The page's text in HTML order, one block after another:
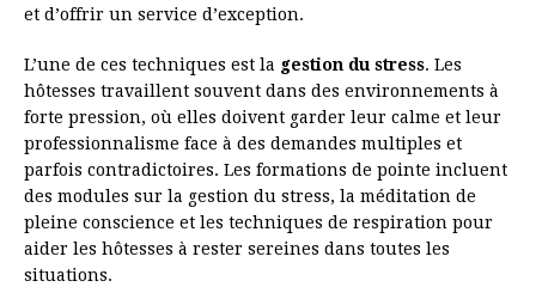
et d’offrir un service d’exception.
L’une de ces techniques est la gestion du stress. Les
hôtesses travaillent souvent dans des environnements à
forte pression, où elles doivent garder leur calme et leur
professionnalisme face à des demandes multiples et
parfois contradictoires. Les formations de pointe incluent
des modules sur la gestion du stress, la méditation de
pleine conscience et les techniques de respiration pour
aider les hôtesses à rester sereines dans toutes les
situations.